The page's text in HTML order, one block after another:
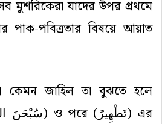
মুশরিকেরা যাদের উপর প্রথমে
পাক-পবিত্রতার বিষয়ে আয়াত
কেমন জাহিল তা বুঝতে হলে
سُبْحَنَ) ও পরে (تَطْهِيرً) এর